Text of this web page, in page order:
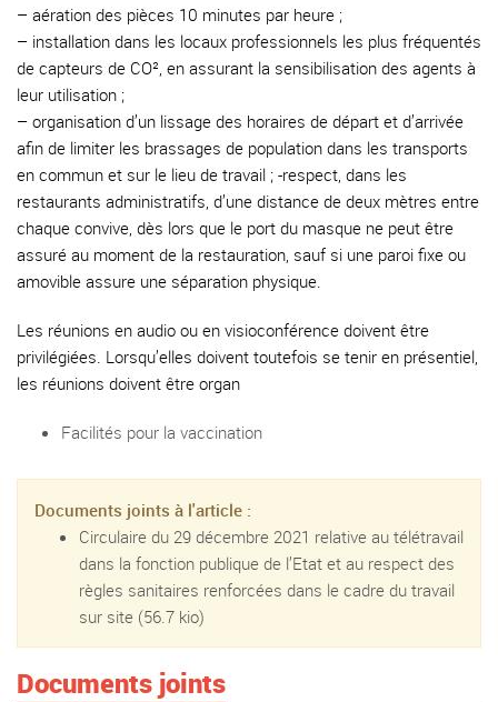
– aération des pièces 10 minutes par heure ;
– installation dans les locaux professionnels les plus fréquentés
de capteurs de CO², en assurant la sensibilisation des agents à
leur utilisation ;
– organisation d’un lissage des horaires de départ et d’arrivée
afin de limiter les brassages de population dans les transports
en commun et sur le lieu de travail ; -respect, dans les
restaurants administratifs, d’une distance de deux mètres entre
chaque convive, dès lors que le port du masque ne peut être
assuré au moment de la restauration, sauf si une paroi fixe ou
amovible assure une séparation physique.
Les réunions en audio ou en visioconférence doivent être
privilégiées. Lorsqu’elles doivent toutefois se tenir en présentiel,
les réunions doivent être organ
Facilités pour la vaccination
Documents joints à l'article :
Circulaire du 29 décembre 2021 relative au télétravail
dans la fonction publique de l’Etat et au respect des
règles sanitaires renforcées dans le cadre du travail
sur site (56.7 kio)
Documents joints